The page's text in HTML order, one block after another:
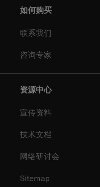
如何购买
联系我们
咨询专家
资源中心
宣传资料
技术文档
网络研讨会
Sitemap